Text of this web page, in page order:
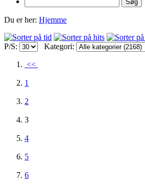
Du er her: Hjemme
P/S: Kategori:
<<
1
2
3
4
5
6